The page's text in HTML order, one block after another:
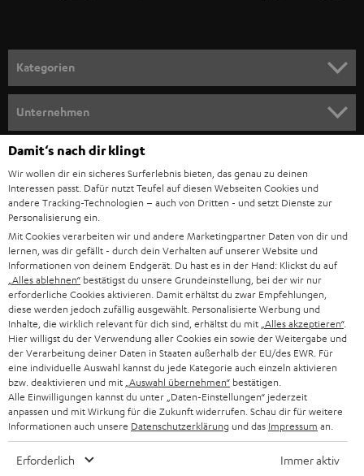
n
m
e
l
d
u
n
g
Kategorien
SOUNDBAR
HIFI-LAUTSPRECHER
SMART HOME
BLUETOOTH-LAUTSPRECHER
KOPFHÖRER
BLUETOOTH-KOPFHÖRER
STEREOANLAGEN
LAUTSPRECHER
ULTIMA-SERIE
Unternehmen
SUPPORT
KARRIERE
PRESSE & MARKETING
GESCHÄFTSKUNDEN
PARTNERPROGRAMM
BLOG
NEWSLETTER
STORES
DEINE VORTEILE BEI TEUFEL
Teufel Onlineshops
DEUTSCHLAND
ÖSTERREICH
SCHWEIZ
NIEDERLANDE
BELGIEN
FRANKREICH
POLEN
Damit‘s nach dir klingt
Wir wollen dir ein sicheres Surferlebnis bieten, das genau zu deinen
Interessen passt. Dafür nutzt Teufel auf diesen Webseiten Cookies und
andere Tracking-Technologien – auch von Dritten - und setzt Dienste zur
Personalisierung ein.
Mit Cookies verarbeiten wir und andere Marketingpartner Daten von dir und
lernen, was dir gefällt - durch dein Verhalten auf unserer Website und
Informationen von deinem Endgerät. Du hast es in der Hand: Klickst du auf
„Alles ablehnen“ bestätigst du unsere Grundeinstellung, bei der wir nur
erforderliche Cookies aktivieren. Damit erhältst du zwar Empfehlungen,
diese werden jedoch zufällig ausgewählt. Personalisierte Werbung und
Inhalte, die wirklich relevant für dich sind, erhältst du mit „Alles akzeptieren“.
Hier willigst du der Verwendung aller Cookies ein sowie der Weitergabe und
der Verarbeitung deiner Daten in Staaten außerhalb der EU/des EWR. Für
eine individuelle Auswahl kannst du jede Kategorie auch einzeln aktivieren
bzw. deaktivieren und mit „Auswahl übernehmen“ bestätigen.
Alle Einwilligungen kannst du unter „Daten-Einstellungen“ jederzeit
anpassen und mit Wirkung für die Zukunft widerrufen. Schau dir für weitere
Informationen auch unsere Datenschutzerklärung und das Impressum an.
Erforderlich Immer aktiv